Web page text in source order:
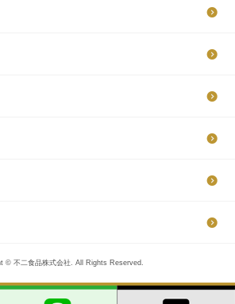
© 不二食品株式会社. All Rights Reserved.